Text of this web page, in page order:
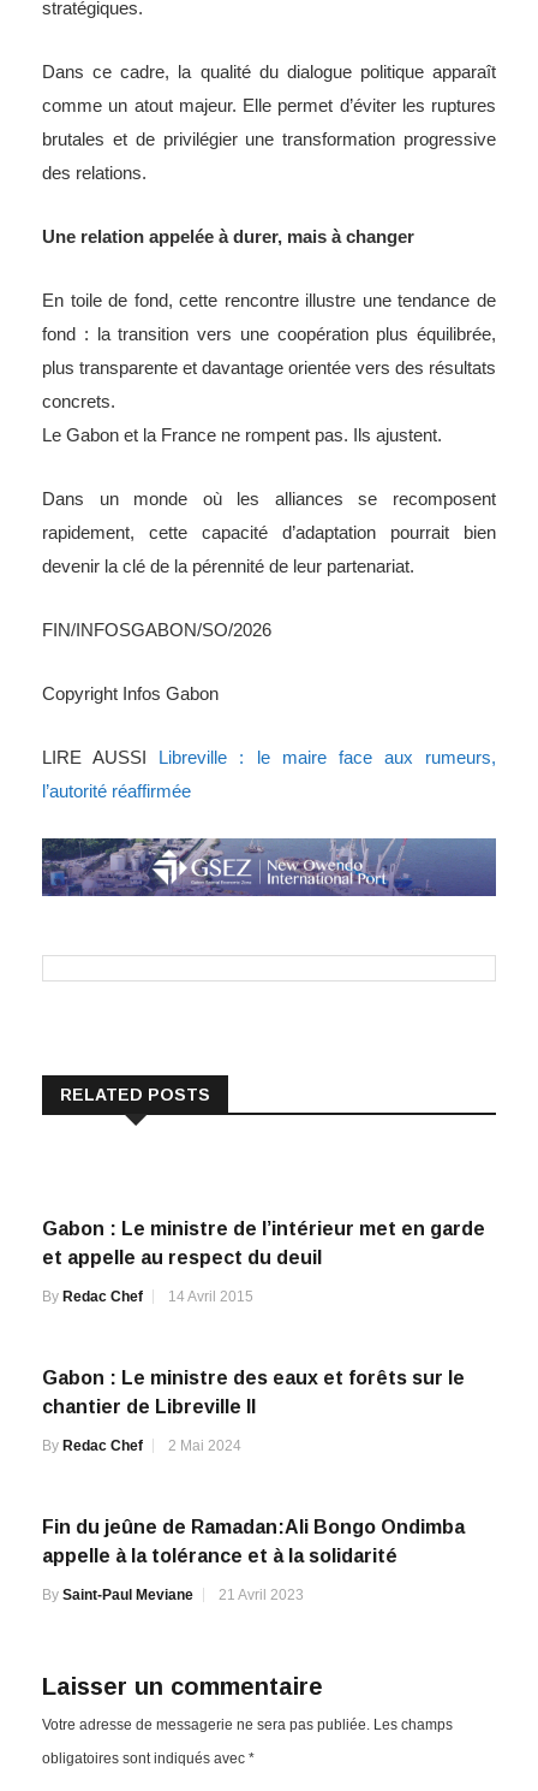
stratégiques.
Dans ce cadre, la qualité du dialogue politique apparaît
comme un atout majeur. Elle permet d’éviter les ruptures
brutales et de privilégier une transformation progressive
des relations.
Une relation appelée à durer, mais à changer
En toile de fond, cette rencontre illustre une tendance de
fond : la transition vers une coopération plus équilibrée,
plus transparente et davantage orientée vers des résultats
concrets.
Le Gabon et la France ne rompent pas. Ils ajustent.
Dans un monde où les alliances se recomposent
rapidement, cette capacité d’adaptation pourrait bien
devenir la clé de la pérennité de leur partenariat.
FIN/INFOSGABON/SO/2026
Copyright Infos Gabon
LIRE AUSSI Libreville : le maire face aux rumeurs,
l’autorité réaffirmée
RELATED POSTS
Gabon : Le ministre de l’intérieur met en garde
et appelle au respect du deuil
By Redac Chef 14 Avril 2015
Gabon : Le ministre des eaux et forêts sur le
chantier de Libreville II
By Redac Chef 2 Mai 2024
Fin du jeûne de Ramadan:Ali Bongo Ondimba
appelle à la tolérance et à la solidarité
By Saint-Paul Meviane 21 Avril 2023
Laisser un commentaire
Votre adresse de messagerie ne sera pas publiée. Les champs
obligatoires sont indiqués avec *